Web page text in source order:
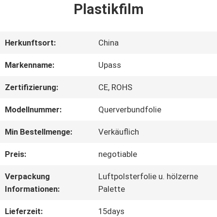
VIDEOS
ÜBER
UNS
WERKSBESICHTIGUNG
Plastikfilm
Herkunftsort: China
Markenname: Upass
Zertifizierung: CE, ROHS
Modellnummer: Querverbundfolie
Min Bestellmenge: Verkäuflich
Preis: negotiable
Verpackung
Informationen:
Luftpolsterfolie u. hölzerne
Palette
Lieferzeit: 15days